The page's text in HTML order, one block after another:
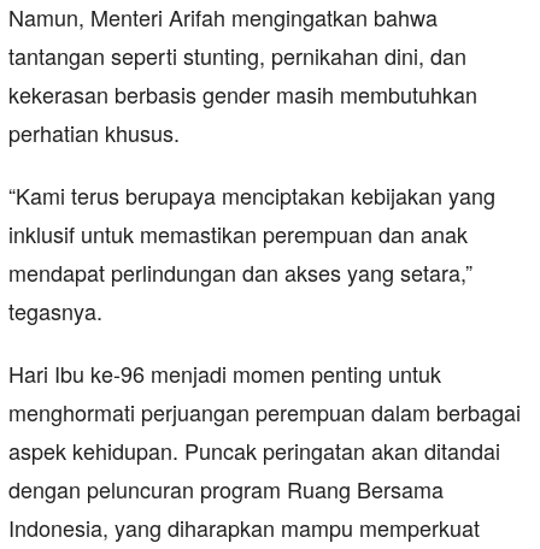
Namun, Menteri Arifah mengingatkan bahwa
tantangan seperti stunting, pernikahan dini, dan
kekerasan berbasis gender masih membutuhkan
perhatian khusus.
“Kami terus berupaya menciptakan kebijakan yang
inklusif untuk memastikan perempuan dan anak
mendapat perlindungan dan akses yang setara,”
tegasnya.
Hari Ibu ke-96 menjadi momen penting untuk
menghormati perjuangan perempuan dalam berbagai
aspek kehidupan. Puncak peringatan akan ditandai
dengan peluncuran program Ruang Bersama
Indonesia, yang diharapkan mampu memperkuat